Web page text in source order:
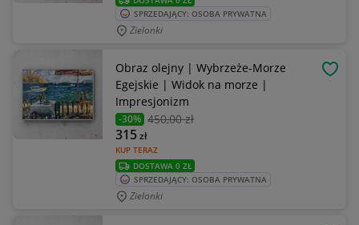
SPRZEDAJĄCY: OSOBA PRYWATNA
Zielonki
Obraz olejny | Wybrzeże-Morze
Egejskie | Widok na morze |
Impresjonizm
-30% 450,00 zł
KUP TERAZ
315zł
DOSTAWA 0 ZŁ
SPRZEDAJĄCY: OSOBA PRYWATNA
Zielonki